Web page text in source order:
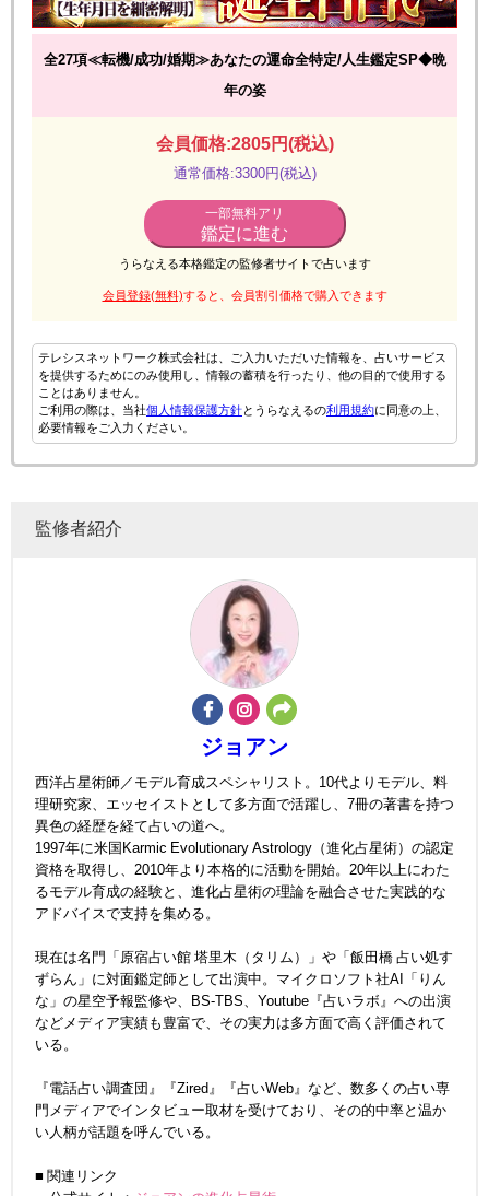
全27項≪転機/成功/婚期≫あなたの運命全特定/人生鑑定SP◆晩
年の姿
会員価格:2805円(税込)
通常価格:3300円(税込)
一部無料アリ
鑑定に進む
うらなえる本格鑑定の監修者サイトで占います
会員登録(無料)すると、会員割引価格で購入できます
テレシスネットワーク株式会社は、ご入力いただいた情報を、占いサービス
を提供するためにのみ使用し、情報の蓄積を行ったり、他の目的で使用する
ことはありません。
ご利用の際は、当社個人情報保護方針とうらなえるの利用規約に同意の上、
必要情報をご入力ください。
監修者紹介
ジョアン
西洋占星術師／モデル育成スペシャリスト。10代よりモデル、料
理研究家、エッセイストとして多方面で活躍し、7冊の著書を持つ
異色の経歴を経て占いの道へ。
1997年に米国Karmic Evolutionary Astrology（進化占星術）の認定
資格を取得し、2010年より本格的に活動を開始。20年以上にわた
るモデル育成の経験と、進化占星術の理論を融合させた実践的な
アドバイスで支持を集める。
現在は名門「原宿占い館 塔里木（タリム）」や「飯田橋 占い処す
ずらん」に対面鑑定師として出演中。マイクロソフト社AI「りん
な」の星空予報監修や、BS-TBS、Youtube『占いラボ』への出演
などメディア実績も豊富で、その実力は多方面で高く評価されて
いる。
『電話占い調査団』『Zired』『占いWeb』など、数多くの占い専
門メディアでインタビュー取材を受けており、その的中率と温か
い人柄が話題を呼んでいる。
■ 関連リンク